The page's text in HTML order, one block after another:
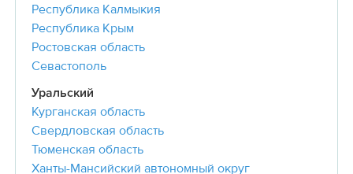
Республика Калмыкия
Республика Крым
Ростовская область
Севастополь
Уральский
Курганская область
Свердловская область
Тюменская область
Ханты-Мансийский автономный округ